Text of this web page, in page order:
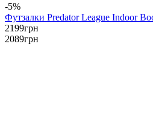
-5%
Футзалки Predator League Indoor
2199грн
2089грн